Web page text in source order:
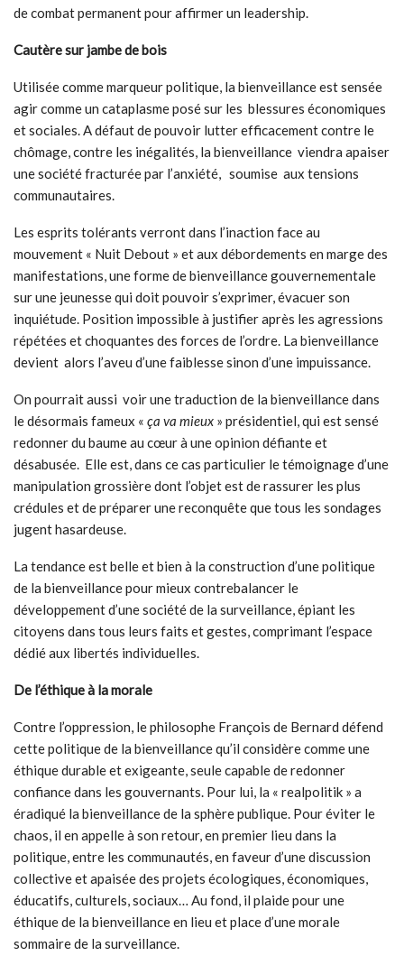
de combat permanent pour affirmer un leadership.
Cautère sur jambe de bois
Utilisée comme marqueur politique, la bienveillance est sensée
agir comme un cataplasme posé sur les blessures économiques
et sociales. A défaut de pouvoir lutter efficacement contre le
chômage, contre les inégalités, la bienveillance viendra apaiser
une société fracturée par l’anxiété, soumise aux tensions
communautaires.
Les esprits tolérants verront dans l’inaction face au
mouvement « Nuit Debout » et aux débordements en marge des
manifestations, une forme de bienveillance gouvernementale
sur une jeunesse qui doit pouvoir s’exprimer, évacuer son
inquiétude. Position impossible à justifier après les agressions
répétées et choquantes des forces de l’ordre. La bienveillance
devient alors l’aveu d’une faiblesse sinon d’une impuissance.
On pourrait aussi voir une traduction de la bienveillance dans
le désormais fameux « ça va mieux » présidentiel, qui est sensé
redonner du baume au cœur à une opinion défiante et
désabusée. Elle est, dans ce cas particulier le témoignage d’une
manipulation grossière dont l’objet est de rassurer les plus
crédules et de préparer une reconquête que tous les sondages
jugent hasardeuse.
La tendance est belle et bien à la construction d’une politique
de la bienveillance pour mieux contrebalancer le
développement d’une société de la surveillance, épiant les
citoyens dans tous leurs faits et gestes, comprimant l’espace
dédié aux libertés individuelles.
De l’éthique à la morale
Contre l’oppression, le philosophe François de Bernard défend
cette politique de la bienveillance qu’il considère comme une
éthique durable et exigeante, seule capable de redonner
confiance dans les gouvernants. Pour lui, la « realpolitik » a
éradiqué la bienveillance de la sphère publique. Pour éviter le
chaos, il en appelle à son retour, en premier lieu dans la
politique, entre les communautés, en faveur d’une discussion
collective et apaisée des projets écologiques, économiques,
éducatifs, culturels, sociaux… Au fond, il plaide pour une
éthique de la bienveillance en lieu et place d’une morale
sommaire de la surveillance.